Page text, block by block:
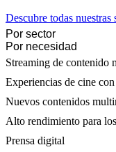
Descubre todas nuestras
Por sector
Por necesidad
Streaming de contenido
Experiencias de cine
Nuevos contenidos
Alto rendimiento para
Prensa digital